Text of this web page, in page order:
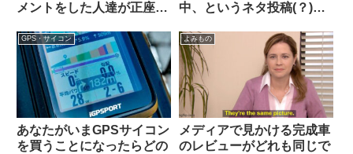
メントをした人達が正座さ
ッドを海外掲示板で発見
中、というネタ投稿(？)に
の反応【おもしろコメン
ト】
GPS・サイコン
あなたがいまGPSサイコン
を買うことになったらどの
よみもの
メディアで見かける完成車
のレビューがどれも同じで